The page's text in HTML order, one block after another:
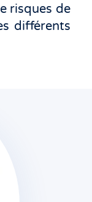
risques de
différents